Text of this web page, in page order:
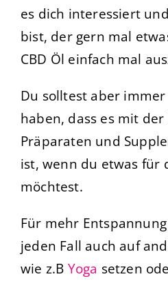
es dich interessiert
bist, der gern mal
CBD Öl einfach mal
Du solltest aber
haben, dass es mit
Präparaten und
ist, wenn du etwas für
möchtest.
Für mehr
jeden Fall auch auf
wie z.B Yoga setzen